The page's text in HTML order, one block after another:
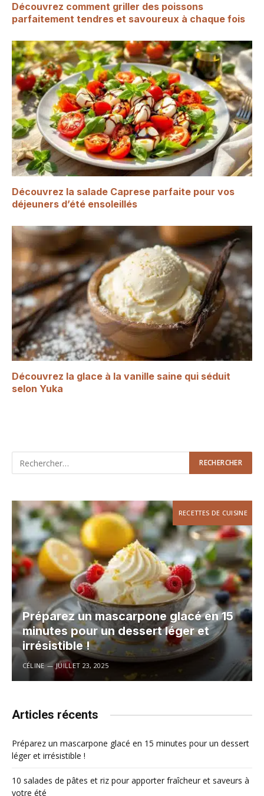
Découvrez comment griller des poissons
parfaitement tendres et savoureux à chaque fois
Découvrez la salade Caprese parfaite pour vos
déjeuners d’été ensoleillés
Découvrez la glace à la vanille saine qui séduit
selon Yuka
RECETTES DE CUISINE
Préparez un mascarpone glacé en 15
minutes pour un dessert léger et
irrésistible !
CÉLINE JUILLET 23, 2025
Articles récents
Préparez un mascarpone glacé en 15 minutes pour un dessert
léger et irrésistible !
10 salades de pâtes et riz pour apporter fraîcheur et saveurs à
votre été